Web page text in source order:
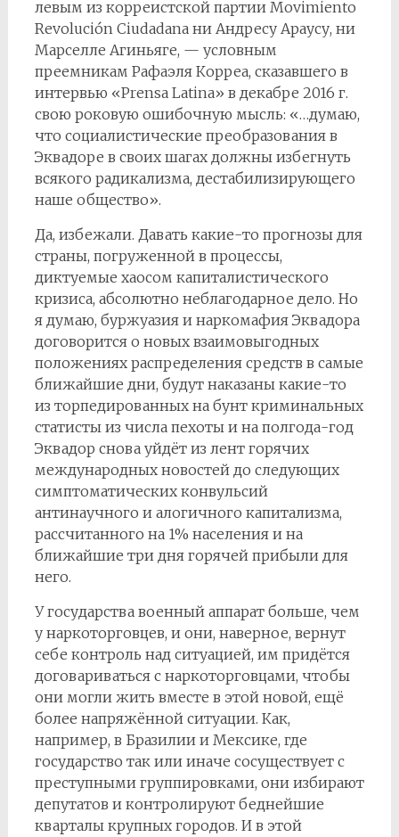
левым из корреистской партии Movimiento
Revolución Ciudadana ни Андресу Араусу, ни
Марселле Агиньяге, — условным
преемникам Рафаэля Корреа, сказавшего в
интервью «Prensa Latina» в декабре 2016 г.
свою роковую ошибочную мысль: «…думаю,
что социалистические преобразования в
Эквадоре в своих шагах должны избегнуть
всякого радикализма, дестабилизирующего
наше общество».
Да, избежали. Давать какие-то прогнозы для
страны, погруженной в процессы,
диктуемые хаосом капиталистического
кризиса, абсолютно неблагодарное дело. Но
я думаю, буржуазия и наркомафия Эквадора
договорится о новых взаимовыгодных
положениях распределения средств в самые
ближайшие дни, будут наказаны какие-то
из торпедированных на бунт криминальных
статисты из числа пехоты и на полгода-год
Эквадор снова уйдёт из лент горячих
международных новостей до следующих
симптоматических конвульсий
антинаучного и алогичного капитализма,
рассчитанного на 1% населения и на
ближайшие три дня горячей прибыли для
него.
У государства военный аппарат больше, чем
у наркоторговцев, и они, наверное, вернут
себе контроль над ситуацией, им придётся
договариваться с наркоторговцами, чтобы
они могли жить вместе в этой новой, ещё
более напряжённой ситуации. Как,
например, в Бразилии и Мексике, где
государство так или иначе сосуществует с
преступными группировками, они избирают
депутатов и контролируют беднейшие
кварталы крупных городов. И в этой